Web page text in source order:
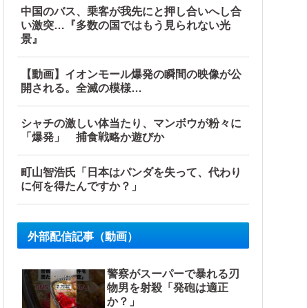
中国のバス、乗客が我先にと押し合いへし合
い激突…『多数の国ではもう見られない光
景』
【動画】イオンモール爆発の瞬間の映像が公
開される。全滅の模様…
シャチの激しい体当たり、マンボウが粉々に
「爆発」 捕食戦略か遊びか
町山智浩氏「日本はパンダを失って、代わり
に何を得たんですか？」
外部配信記事（動画）
警察がスーパーで暴れる刃
物男を射殺「発砲は適正
か？」